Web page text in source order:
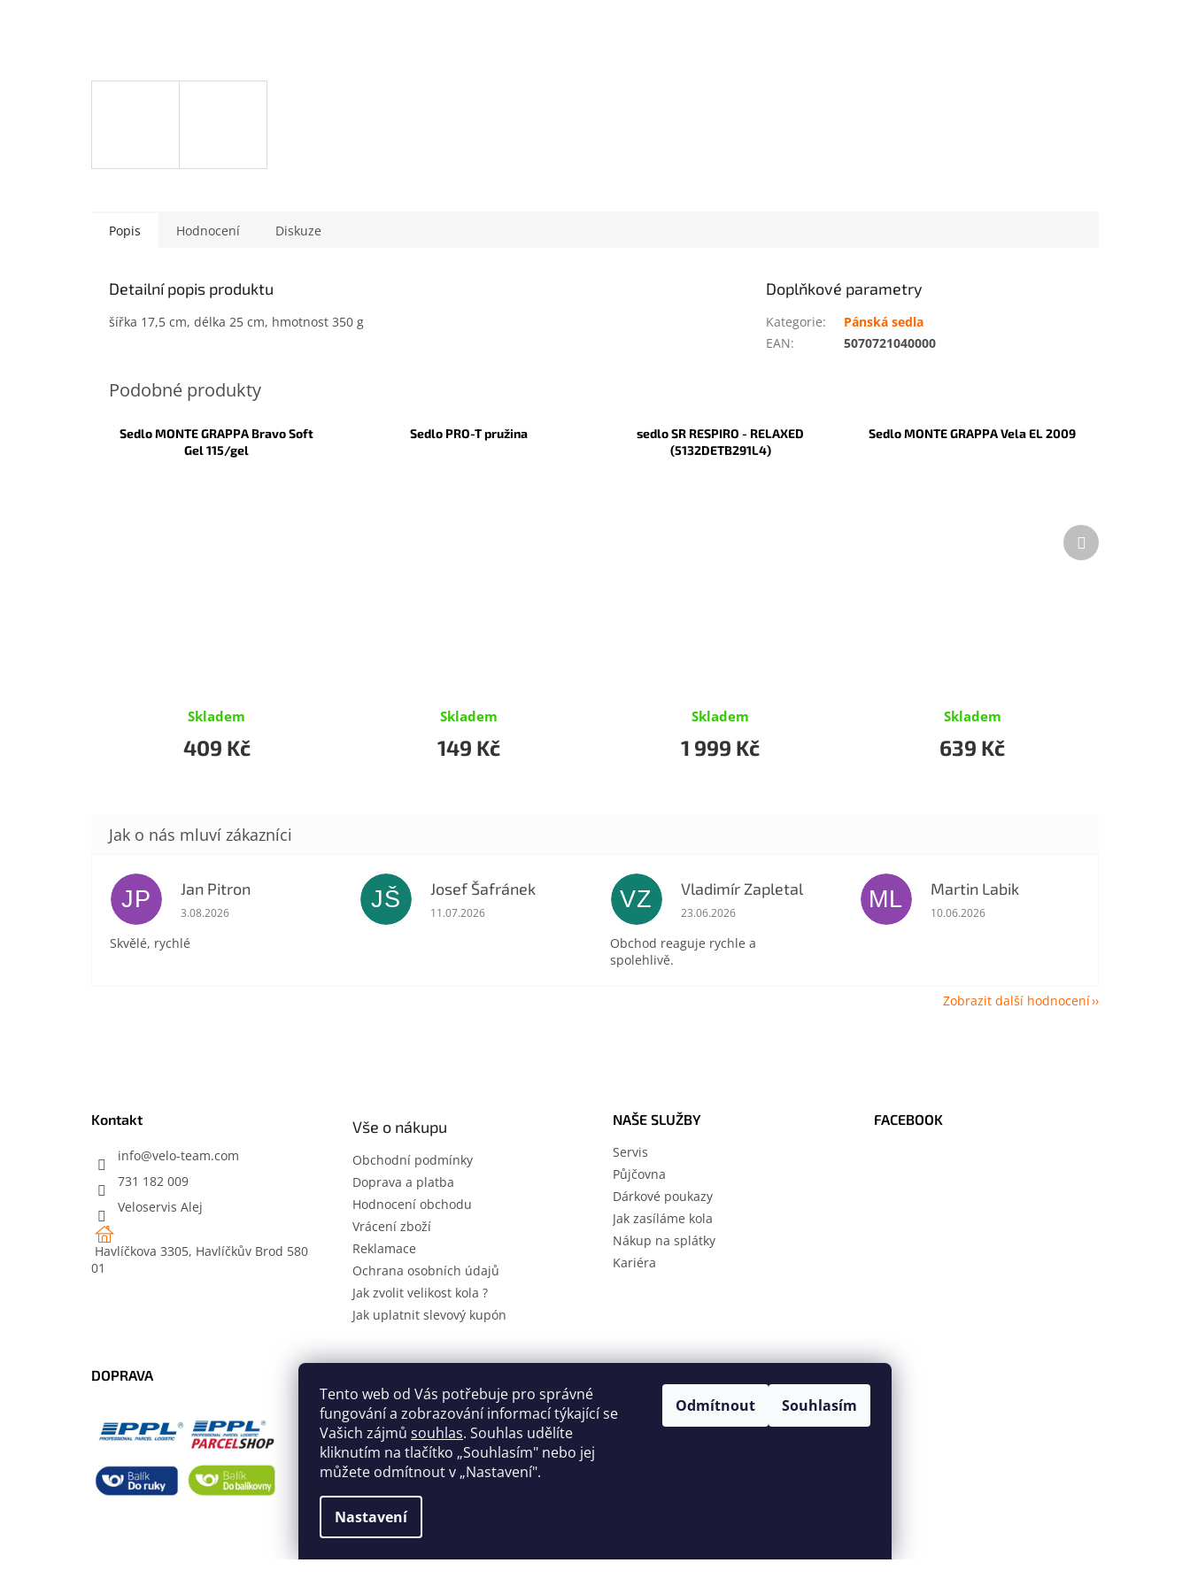
Tento web od Vás potřebuje pro správné
fungování a zobrazování informací týkající se
Vašich zájmů souhlas. Souhlas udělíte
kliknutím na tlačítko „Souhlasím" nebo jej
můžete odmítnout v „Nastavení".
Nastavení
Odmítnout Souhlasím
Popis Hodnocení Diskuze
Detailní popis produktu
šířka 17,5 cm, délka 25 cm, hmotnost 350 g
Doplňkové parametry
Kategorie:
Pánská sedla
EAN: 5070721040000
Sedlo MONTE GRAPPA Bravo Soft
Gel 115/gel
Skladem
409 Kč
Sedlo PRO-T pružina
Skladem
149 Kč
sedlo SR RESPIRO - RELAXED
(5132DETB291L4)
Skladem
1 999 Kč
Sedlo MONTE GRAPPA Vela EL 2009
Skladem
639 Kč
Další
produkt
JP Jan Pitron
Hodnocení obchodu je 5 z 5 hvězdiček.
3.08.2026
Skvělé, rychlé
JŠ Josef Šafránek
Hodnocení obchodu je 5 z 5 hvězdiček.
11.07.2026
VZ Vladimír Zapletal
Hodnocení obchodu je 5 z 5 hvězdiček.
23.06.2026
Obchod reaguje rychle a
spolehlivě.
ML Martin Labik
Hodnocení obchodu je 5 z 5 hvězdiček.
10.06.2026
Zobrazit další hodnocení
Kontakt
info@velo-team.com
731 182 009
Veloservis Alej
Havlíčkova 3305, Havlíčkův Brod 580
01
Vše o nákupu
Obchodní podmínky
Doprava a platba
Hodnocení obchodu
Vrácení zboží
Reklamace
Ochrana osobních údajů
Jak zvolit velikost kola ?
Jak uplatnit slevový kupón
NAŠE SLUŽBY
Servis
Půjčovna
Dárkové poukazy
Jak zasíláme kola
Nákup na splátky
Kariéra
FACEBOOK
DOPRAVA